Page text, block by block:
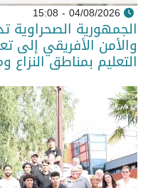
04/08/2026 - 15:08
الجمهورية
والأمن الأفريقي إلى
التعليم بمناطق النزاع